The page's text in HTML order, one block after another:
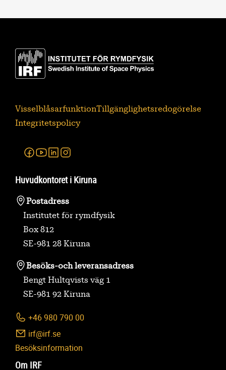
VisselblåsarfunktionTillgänglighetsredogörelse
Integritetspolicy
Facebook
YoutubeLinkedin
Huvudkontoret i Kiruna
Postadress
Institutet för rymdfysik
Box 812
SE-981 28 Kiruna
Besöks-och leveransadress
Bengt Hultqvists väg 1
SE-981 92 Kiruna
+46 980 790 00
irf@irf.se
Besöksinformation
Om IRF